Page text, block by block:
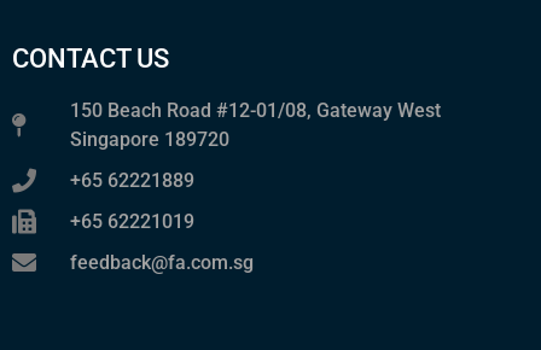
CONTACT US
150 Beach Road #12-01/08, Gateway West
Singapore 189720
+65 62221889
+65 62221019
feedback@fa.com.sg